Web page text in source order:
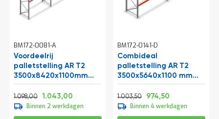
BM172-0081-A
Voordeelrij
palletstelling AR T2
3500x8420x1100mm
(hxbxd) 2 niveaus
2844kg/niv
Normale prijs
1.098,00 1.328,58
Vanaf
1.043,00
Binnen 2 werkdagen
BM172-0141-D
Combideal
palletstelling AR T2
3500x5640x1100 mm
(hxbxd) 3 niveaus
2844kg/niv met
voorgemonteerde
frames
Normale prijs
1.003,50 1.214,24
Vanaf
974,50
Binnen 4 werkdagen